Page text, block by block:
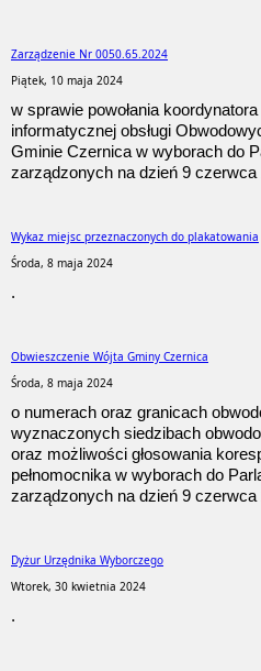
Zarządzenie Nr 0050.65.2024
Piątek, 10 maja 2024
w sprawie powołania
informatycznej obsługi
Gminie Czernica w wyborach do
zarządzonych na dzień 9 czerwca
Wykaz miejsc przeznaczonych do plakatowania
Środa, 8 maja 2024
.
Obwieszczenie Wójta Gminy Czernica
Środa, 8 maja 2024
o numerach oraz granicach
wyznaczonych siedzibach
oraz możliwości głosowania
pełnomocnika w wyborach do
zarządzonych na dzień 9 czerwca
Dyżur Urzędnika Wyborczego
Wtorek, 30 kwietnia 2024
.